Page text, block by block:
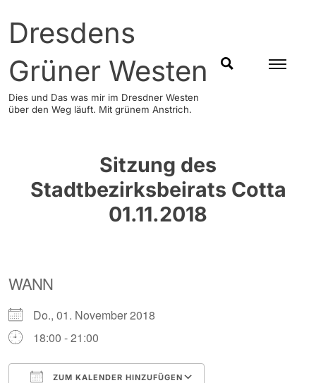
content
Dresdens
Grüner Westen
Dies und Das was mir im Dresdner Westen
über den Weg läuft. Mit grünem Anstrich.
SUCHEN
Sitzung des
Stadtbezirksbeirats Cotta
01.11.2018
WANN
Do., 01. November 2018
18:00 - 21:00
ZUM KALENDER HINZUFÜGEN